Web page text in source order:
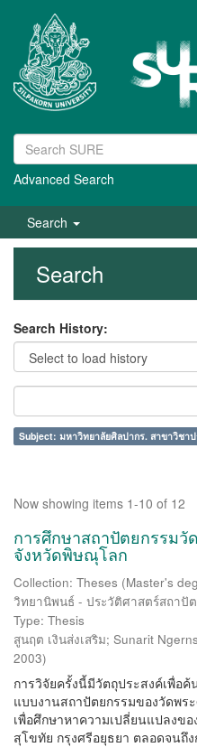
Advanced Search
Search
Search
Search History:
Subject: มหาวิทยาลัยศิลปากร. สาขาวิชา
Now showing items 1-10 of 12
การศึกษาสถาปัตยกรรม
จังหวัดพิษณุโลก
Collection: Theses (Master's
วิทยานิพนธ์ - ประวัติศาสตร์สถาปั
Type: Thesis
สูนฤต เงินส่งเสริม; Sunarit
2003)
การวิจัยครั้งนี้มีวัตถุประสงค์เพื่อ
แบบงานสถาปัตยกรรมของวัดพ
เพื่อศึกษาหาความเปลี่ยนแปลงข
สุโขทัย กรุงศรีอยุธยา ตลอดจนถึง